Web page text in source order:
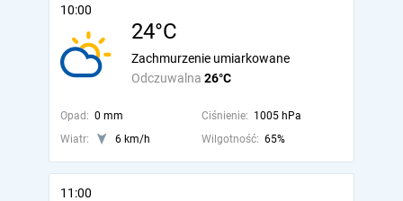
10:00
24°C
Odczuwalna 26°C
Zachmurzenie umiarkowane
Opad: 0 mm Ciśnienie: 1005 hPa
Wiatr:
6 km/h Wilgotność: 65%
11:00